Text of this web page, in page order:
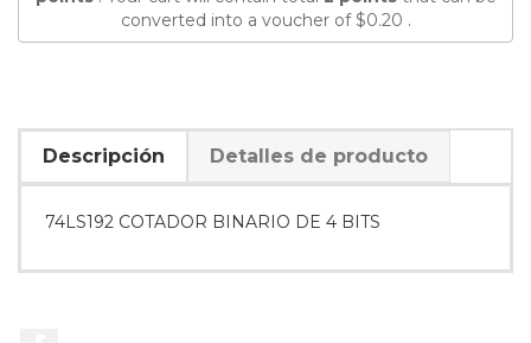
converted into a voucher of$0.20 .
Descripción Detalles de producto
74LS192 COTADOR BINARIO DE 4 BITS